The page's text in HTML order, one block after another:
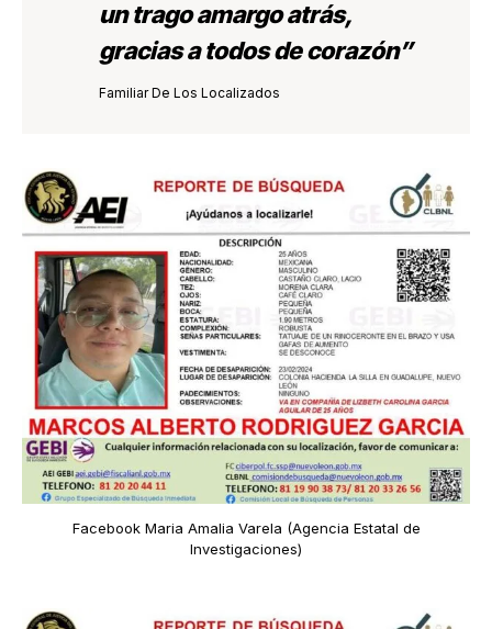
un trago amargo atrás,
gracias a todos de corazón”
Familiar De Los Localizados
Facebook Maria Amalia Varela (Agencia Estatal de
Investigaciones)